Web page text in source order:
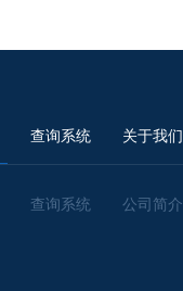
查询系统
查询系统
关于我们
公司简介